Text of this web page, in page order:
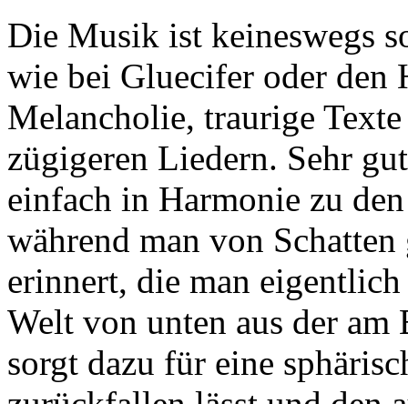
Die Musik ist keineswegs
wie bei Gluecifer oder den
Melancholie, traurige
zügigeren Liedern. Sehr
einfach in Harmonie zu
während man von
erinnert, die man
Welt von unten aus der
sorgt dazu für eine